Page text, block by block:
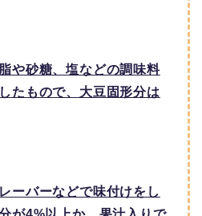
や砂糖、塩などの調味料
たもので、大豆固形分は
ーバーなどで味付けをし